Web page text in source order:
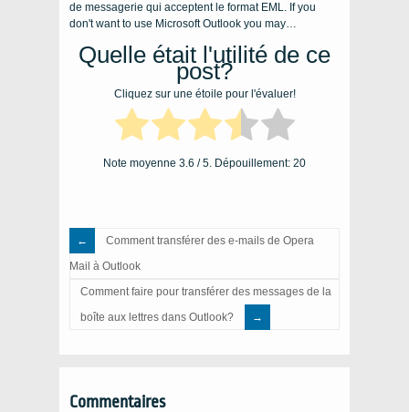
de messagerie qui acceptent le format EML. If you
don't want to use Microsoft Outlook you may…
Quelle était l'utilité de ce
post?
Cliquez sur une étoile pour l'évaluer!
Note moyenne 3.6 / 5. Dépouillement: 20
Comment transférer des e-mails de Opera
Mail à Outlook
Comment faire pour transférer des messages de la
boîte aux lettres dans Outlook?
Commentaires